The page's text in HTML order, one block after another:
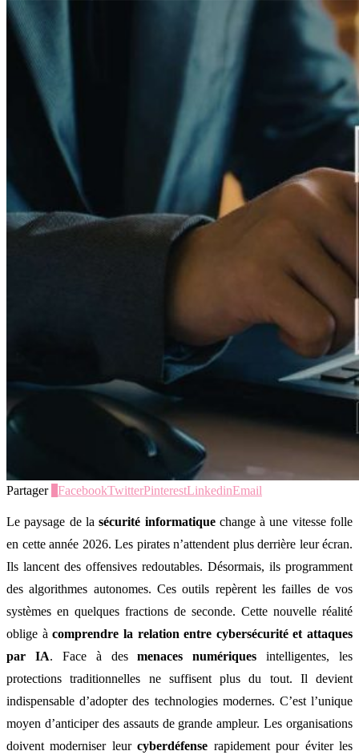
Partager FacebookTwitterPinterestLinkedinEmail
Le paysage de lasécurité informatiquechange à une vitesse folle
en cette année 2026. Les pirates n’attendent plus derrière leur écran.
Ils lancent des offensives redoutables. Désormais, ils programment
des algorithmes autonomes. Ces outils repèrent les failles de vos
systèmes en quelques fractions de seconde. Cette nouvelle réalité
oblige àcomprendre la relation entre cybersécurité et attaques
par IA. Face à desmenaces numériques intelligentes, les
protections traditionnelles ne suffisent plus du tout. Il devient
indispensable d’adopter des technologies modernes. C’est l’unique
moyen d’anticiper des assauts de grande ampleur. Les organisations
doivent moderniser leurcyberdéfense rapidement pour éviter les